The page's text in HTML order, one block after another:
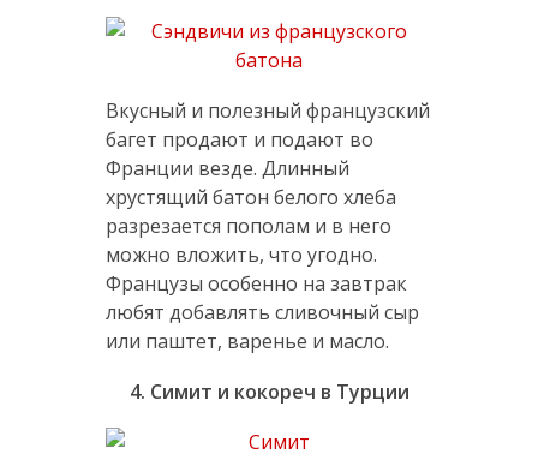
Вкусный и полезный французский
багет продают и подают во
Франции везде. Длинный
хрустящий батон белого хлеба
разрезается пополам и в него
можно вложить, что угодно.
Французы особенно на завтрак
любят добавлять сливочный сыр
или паштет, варенье и масло.
4. Симит и кокореч в Турции